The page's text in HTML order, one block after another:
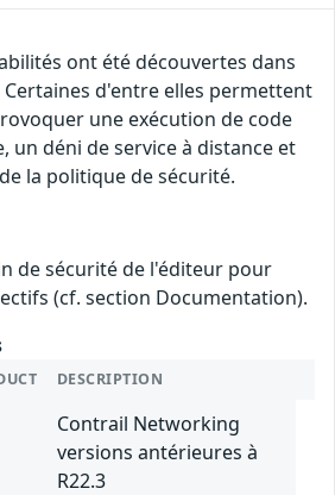
ont été découvertes dans
Certaines d'entre elles permettent
une exécution de code
un déni de service à distance et
la politique de sécurité.
de sécurité de l'éditeur pour
(cf. section Documentation).
DESCRIPTION
Contrail Networking
versions antérieures à
R22.3